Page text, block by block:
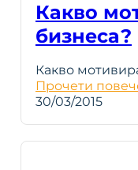
Какво
бизнеса?
Какво
Прочети
30/03/2015